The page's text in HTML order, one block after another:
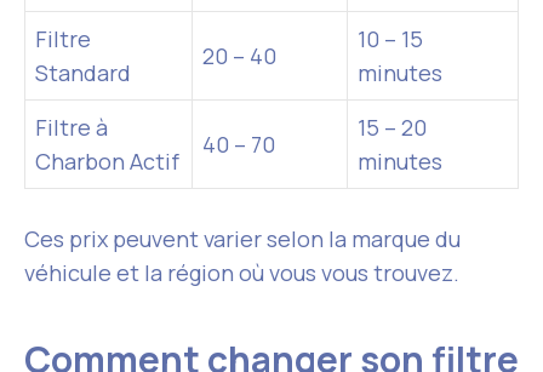
Filtre
Standard
20 – 40
10 – 15
minutes
Filtre à
Charbon Actif
40 – 70
15 – 20
minutes
Ces prix peuvent varier selon la marque du
véhicule et la région où vous vous trouvez.
Comment changer son filtre